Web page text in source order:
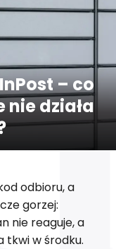
– co
działa
odbioru, a
gorzej:
nie reaguje, a
tkwi w środku.